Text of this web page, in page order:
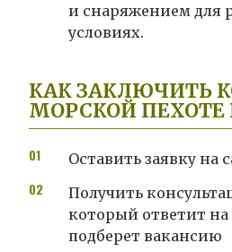
и снаряжением для
условиях.
КАК ЗАКЛЮЧИТЬ
МОРСКОЙ ПЕХОТЕ
Оставить заявку на
Получить
который ответит на
подберет вакансию